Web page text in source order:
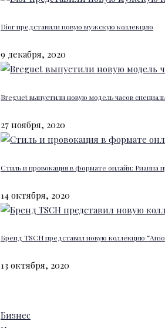
Dior представили новую мужскую коллекцию
9 декабря, 2020
Breguet выпустили новую модель часов
27 ноября, 2020
Стиль и провокация в формате онлайн: Рианна
14 октября, 2020
Бренд TSCH представил новую коллекцию
13 октября, 2020
Бизнес